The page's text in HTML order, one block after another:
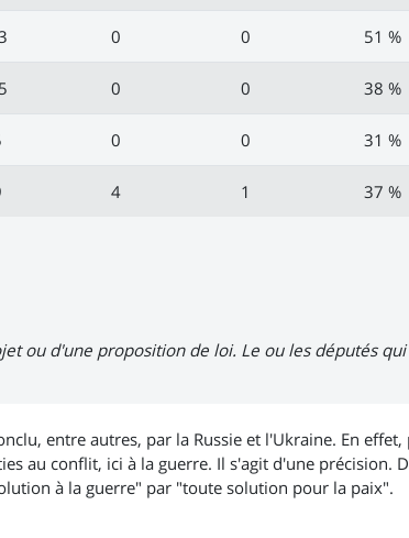
0 0 51 %
0 0 38 %
0 0 31 %
4 1 37 %
ou d'une proposition de loi. Le ou les députés
entre autres, par la Russie et l'Ukraine. En
au conflit, ici à la guerre. Il s'agit d'une précision.
à la guerre" par "toute solution pour la paix".